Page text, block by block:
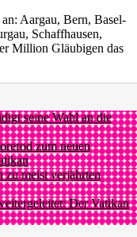
Aargau, Bern, Basel-
Schaffhausen,
Million Gläubigen das
seine Wahl an die
zum neuen
zu meist verjährten
Der Vatikan